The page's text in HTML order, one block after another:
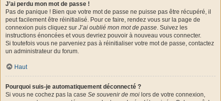
J’ai perdu mon mot de passe !
Pas de panique ! Bien que votre mot de passe ne puisse pas être récupéré, il
peut facilement être réinitialisé. Pour ce faire, rendez vous sur la page de
connexion puis cliquez sur J’ai oublié mon mot de passe. Suivez les
instructions énoncées et vous devriez pouvoir à nouveau vous connecter.
Si toutefois vous ne parveniez pas à réinitialiser votre mot de passe, contactez
un administrateur du forum.
Haut
Pourquoi suis-je automatiquement déconnecté ?
Si vous ne cochez pas la case Se souvenir de moi lors de votre connexion,